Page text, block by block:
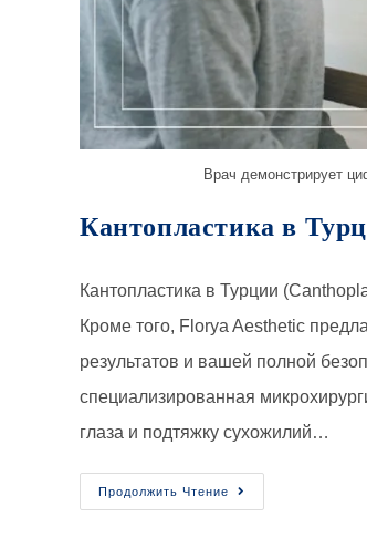
Врач демонстрирует
Кантопластика в
Кантопластика в Турции
Кроме того, Florya Aesthetic
результатов и вашей полной
специализированная
глаза и подтяжку сухожилий…
Продолжить Чтение